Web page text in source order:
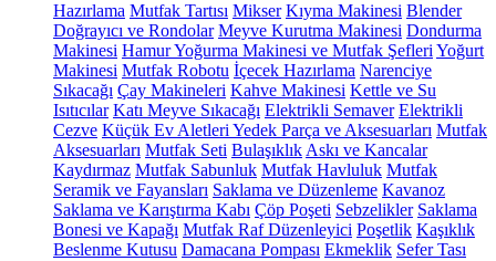
Hazırlama Mutfak Tartısı Mikser Kıyma Makinesi Blender
Doğrayıcı ve Rondolar Meyve Kurutma Makinesi Dondurma
Makinesi Hamur Yoğurma Makinesi ve Mutfak Şefleri Yoğurt
Makinesi Mutfak Robotu İçecek Hazırlama Narenciye
Sıkacağı Çay Makineleri Kahve Makinesi Kettle ve Su
Isıtıcılar Katı Meyve Sıkacağı Elektrikli Semaver Elektrikli
Cezve Küçük Ev Aletleri Yedek Parça ve Aksesuarları Mutfak
Aksesuarları Mutfak Seti Bulaşıklık Askı ve Kancalar
Kaydırmaz Mutfak Sabunluk Mutfak Havluluk Mutfak
Seramik ve Fayansları Saklama ve Düzenleme Kavanoz
Saklama ve Karıştırma Kabı Çöp Poşeti Sebzelikler Saklama
Bonesi ve Kapağı Mutfak Raf Düzenleyici Poşetlik Kaşıklık
Beslenme Kutusu Damacana Pompası Ekmeklik Sefer Tası